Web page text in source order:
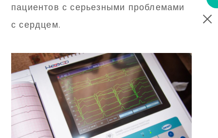
пациентов с серьезными проблемами
с сердцем.